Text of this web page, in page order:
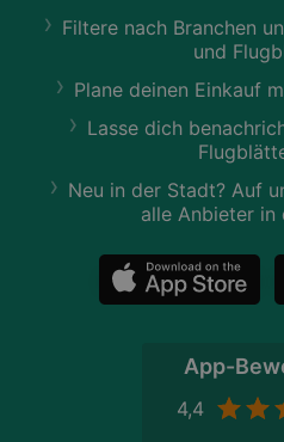
Filtere nach Branchen
und
Plane deinen Einkauf
Lasse dich
Neu in der Stadt? Auf
alle Anbieter in
App-
4,4